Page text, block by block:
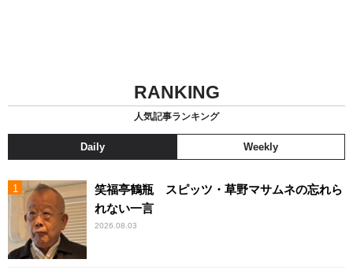
RANKING
人気記事ランキング
Daily Weekly
笑福亭鶴瓶 スピッツ・草野マサムネの忘れら
れない一言
2026.08.03